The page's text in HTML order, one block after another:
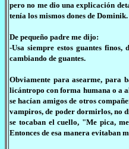
pero no me dio una explicación
tenía los mismos dones de Dominik.
De pequeño padre me dijo:
-Usa siempre estos guantes
cambiando de guantes.
Obviamente para asearme, para
licántropo con forma humana o a
se hacían amigos de otros
vampiros, de poder dormirlos, no
se tocaban el cuello, "Me pica,
Entonces de esa manera evitaban